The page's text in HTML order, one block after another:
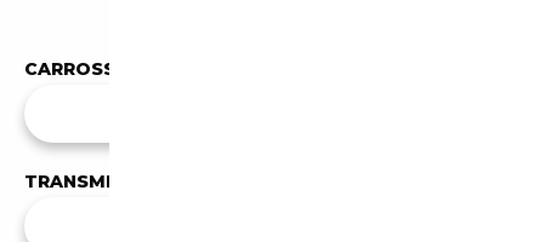
CARROSSERIE
TRANSMISSION